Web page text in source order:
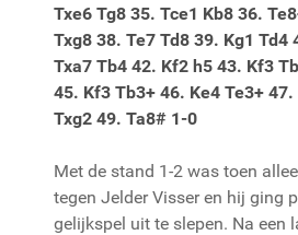
Txe6 Tg8 35. Tce1 Kb8 36.
Txg8 38. Te7 Td8 39. Kg1 Td4
Txa7 Tb4 42. Kf2 h5 43. Kf3
45. Kf3 Tb3+ 46. Ke4 Te3+
Txg2 49. Ta8# 1-0
Met de stand 1-2 was toen
tegen Jelder Visser en hij ging
gelijkspel uit te slepen. Na een